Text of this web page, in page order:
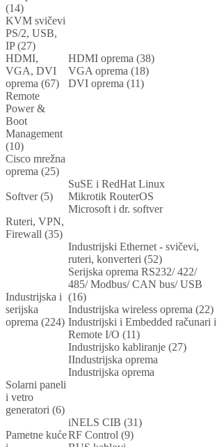
(14)
KVM svičevi
PS/2, USB,
IP (27)
HDMI,
VGA, DVI
oprema (67)
HDMI oprema (38)
VGA oprema (18)
DVI oprema (11)
Remote
Power &
Boot
Management
(10)
Cisco mrežna
oprema (25)
Softver (5)
SuSE i RedHat Linux
Mikrotik RouterOS
Microsoft i dr. softver
Ruteri, VPN,
Firewall (35)
Industrijska i
serijska
oprema (224)
Industrijski Ethernet - svičevi,
ruteri, konverteri (52)
Serijska oprema RS232/ 422/
485/ Modbus/ CAN bus/ USB
(16)
Industrijska wireless oprema (22)
Industrijski i Embedded računari i
Remote I/O (11)
Industrijsko kabliranje (27)
IIndustrijska oprema
Industrijska oprema
Solarni paneli
i vetro
generatori (6)
Pametne kuće
iNELS CIB (31)
RF Control (9)